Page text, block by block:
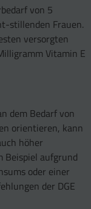
von 5
stillenden Frauen.
versorgten
Vitamin E
dem Bedarf von
orientieren, kann
höher
Beispiel aufgrund
oder einer
der DGE